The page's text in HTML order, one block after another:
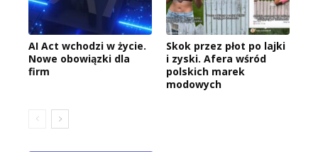
AI Act wchodzi w życie.
Nowe obowiązki dla
firm
Skok przez płot po lajki
i zyski. Afera wśród
polskich marek
modowych